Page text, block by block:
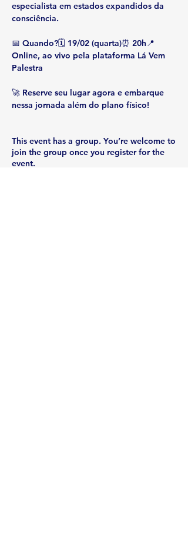
especialista em estados expandidos da
consciência.
📅 Quando?🗓️ 19/02 (quarta)⏰ 20h📍
Online, ao vivo pela plataforma Lá Vem
Palestra
🚀 Reserve seu lugar agora e embarque
nessa jornada além do plano físico!
This event has a group. You’re welcome to
join the group once you register for the
event.